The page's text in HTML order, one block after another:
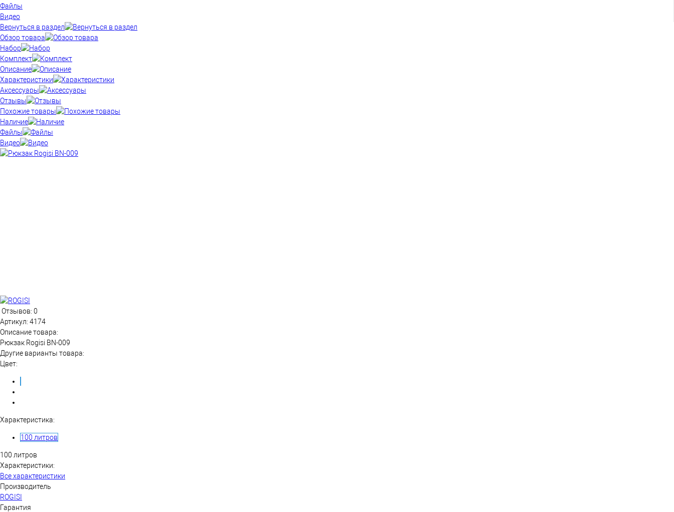
Файлы
Видео
Вернуться в раздел
Обзор товара
Набор
Комплект
Описание
Характеристики
Аксессуары
Отзывы
Похожие товары
Наличие
Файлы
Видео
Отзывов: 0
Артикул: 4174
Описание товара:
Рюкзак Rogisi BN-009
Другие варианты товара:
Цвет:
Характеристика:
100 литров
100 литров
Характеристики:
Все характеристики
Производитель
ROGISI
Гарантия